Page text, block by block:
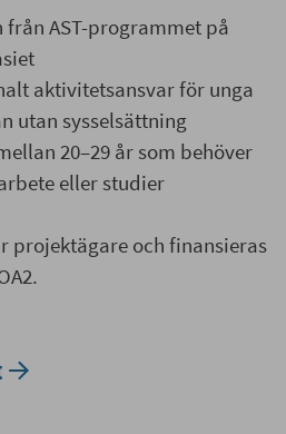
från AST-programmet på
aktivitetsansvar för unga
utan sysselsättning
20–29 år som behöver
eller studier
projektägare och finansieras